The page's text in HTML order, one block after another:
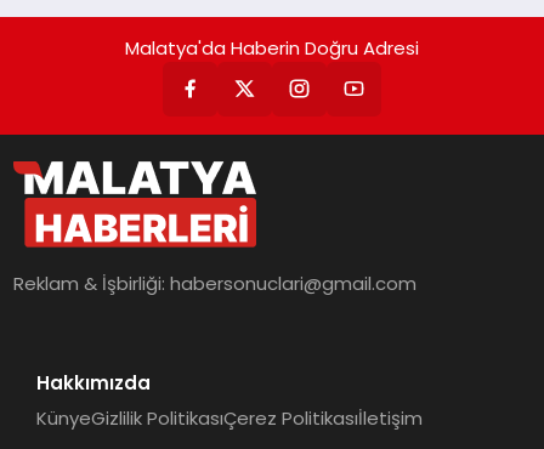
Malatya'da Haberin Doğru Adresi
Reklam & İşbirliği:habersonuclari@gmail.com
Hakkımızda
KünyeGizlilik PolitikasıÇerez Politikasıİletişim